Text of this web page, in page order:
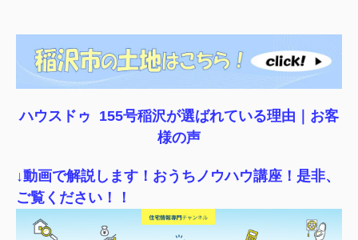
ハウスドゥ 155号稲沢が選ばれている理由｜ お客
様の声
↓動画で解説します！おうちノウハウ講座！是非、
ご覧ください！！